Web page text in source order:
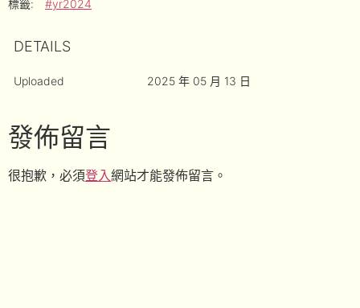
標籤:
#yr2024
DETAILS
Uploaded 2025 年 05 月 13 日
發佈留言
很抱歉，必須登入網站才能發佈留言。